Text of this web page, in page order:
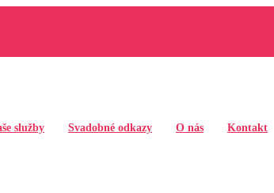
služby Svadobné odkazy O nás Kontakt